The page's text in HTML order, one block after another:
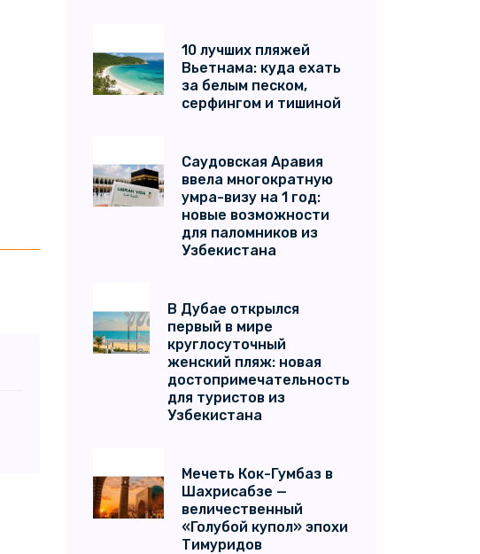
10 лучших пляжей
Вьетнама: куда ехать
за белым песком,
серфингом и тишиной
Саудовская Аравия
ввела многократную
умра-визу на 1 год:
новые возможности
для паломников из
Узбекистана
В Дубае открылся
первый в мире
круглосуточный
женский пляж: новая
достопримечательность
для туристов из
Узбекистана
Мечеть Кок-Гумбаз в
Шахрисабзе —
величественный
«Голубой купол» эпохи
Тимуридов